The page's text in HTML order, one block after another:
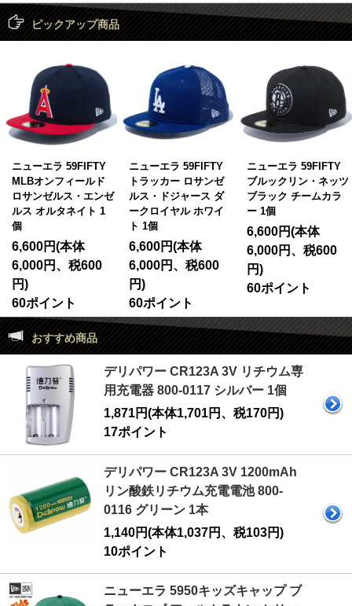
ピックアップ商品
ニューエラ 59FIFTY
MLBオンフィールド
ロサンゼルス・エンゼ
ルス オルタネイト 1
個
6,600円(本体
6,000円、税600
円)
60ポイント
ニューエラ 59FIFTY
トラッカー ロサンゼ
ルス・ドジャース ダ
ークロイヤル ホワイ
ト 1個
6,600円(本体
6,000円、税600
円)
60ポイント
ニューエラ 59FIFTY
ブルックリン・ネッツ
ブラック チームカラ
ー 1個
6,600円(本体
6,000円、税600
円)
60ポイント
おすすめ商品
デリパワー CR123A 3V リチウム専
用充電器 800-0117 シルバー 1個
1,871円(本体1,701円、税170円)
17ポイント
デリパワー CR123A 3V 1200mAh
リン酸鉄リチウム充電電池 800-
0116 グリーン 1本
1,140円(本体1,037円、税103円)
10ポイント
ニューエラ 5950キッズキャップ ブ